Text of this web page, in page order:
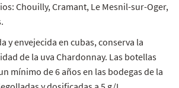
Chouilly, Cramant, Le Mesnil-sur-Oger,
y envejecida en cubas, conserva la
de la uva Chardonnay. Las botellas
mínimo de 6 años en las bodegas de la